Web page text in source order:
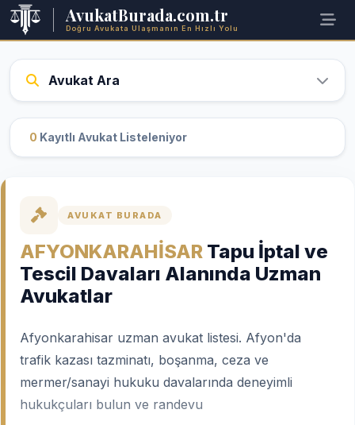
AvukatBurada.com.tr
Doğru Avukata Ulaşmanın En Hızlı Yolu
Avukat Ara
0 Kayıtlı Avukat Listeleniyor
AVUKAT BURADA
AFYONKARAHİSAR Tapu İptal ve
Tescil Davaları Alanında Uzman
Avukatlar
Afyonkarahisar uzman avukat listesi. Afyon'da
trafik kazası tazminatı, boşanma, ceza ve
mermer/sanayi hukuku davalarında deneyimli
hukukçuları bulun ve randevu